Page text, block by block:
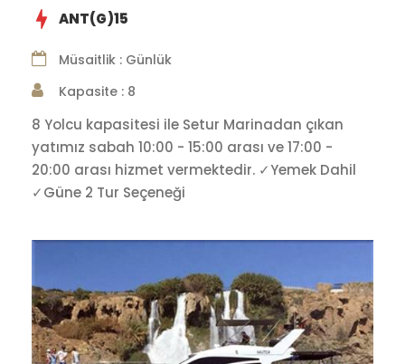
ANT(G)15
Müsaitlik : Günlük
Kapasite : 8
8 Yolcu kapasitesi ile Setur Marinadan çıkan
yatımız sabah 10:00 - 15:00 arası ve 17:00 -
20:00 arası hizmet vermektedir. ✓Yemek Dahil
✓Güne 2 Tur Seçeneği